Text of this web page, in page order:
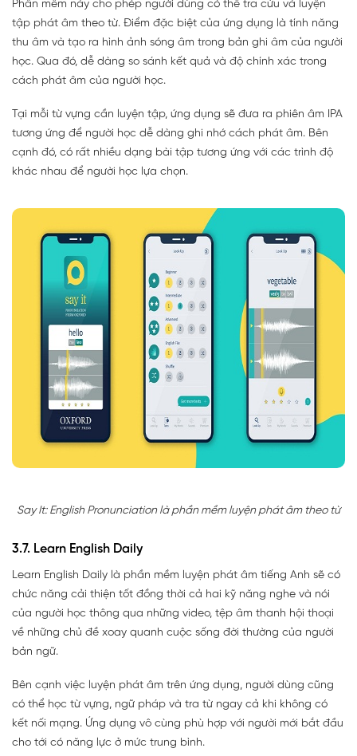
Phần mềm này cho phép người dùng có thể tra cứu và luyện
tập phát âm theo từ. Điểm đặc biệt của ứng dụng là tính năng
thu âm và tạo ra hình ảnh sóng âm trong bản ghi âm của người
học. Qua đó, dễ dàng so sánh kết quả và độ chính xác trong
cách phát âm của người học.
Tại mỗi từ vựng cần luyện tập, ứng dụng sẽ đưa ra phiên âm IPA
tương ứng để người học dễ dàng ghi nhớ cách phát âm. Bên
cạnh đó, có rất nhiều dạng bài tập tương ứng với các trình độ
khác nhau để người học lựa chọn.
Say It: English Pronunciation là phần mềm luyện phát âm theo từ
3.7. Learn English Daily
Learn English Daily là phần mềm luyện phát âm tiếng Anh sẽ có
chức năng cải thiện tốt đồng thời cả hai kỹ năng nghe và nói
của người học thông qua những video, tệp âm thanh hội thoại
về những chủ đề xoay quanh cuộc sống đời thường của người
bản ngữ.
Bên cạnh việc luyện phát âm trên ứng dụng, người dùng cũng
có thể học từ vựng, ngữ pháp và tra từ ngay cả khi không có
kết nối mạng. Ứng dụng vô cùng phù hợp với người mới bắt đầu
cho tới có năng lực ở mức trung bình.